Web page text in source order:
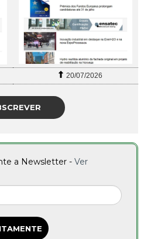
20/07/2026
a Newsletter - Ver